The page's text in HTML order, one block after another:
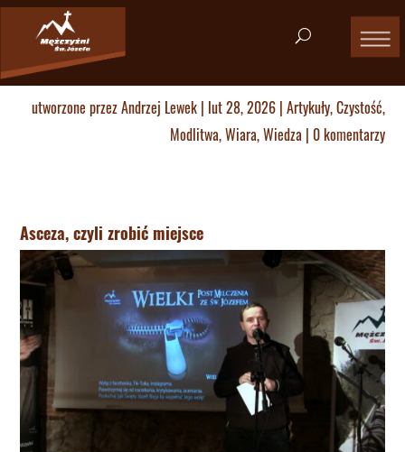
utworzone przezAndrzej Lewek| lut 28, 2026| Artykuły,Czystość,
Modlitwa,Wiara,Wiedza| 0 komentarzy
Asceza, czyli zrobić miejsce